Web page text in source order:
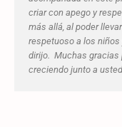
criar con apego y
más allá, al poder
respetuoso a los
dirijo. Muchas gracias
creciendo junto a